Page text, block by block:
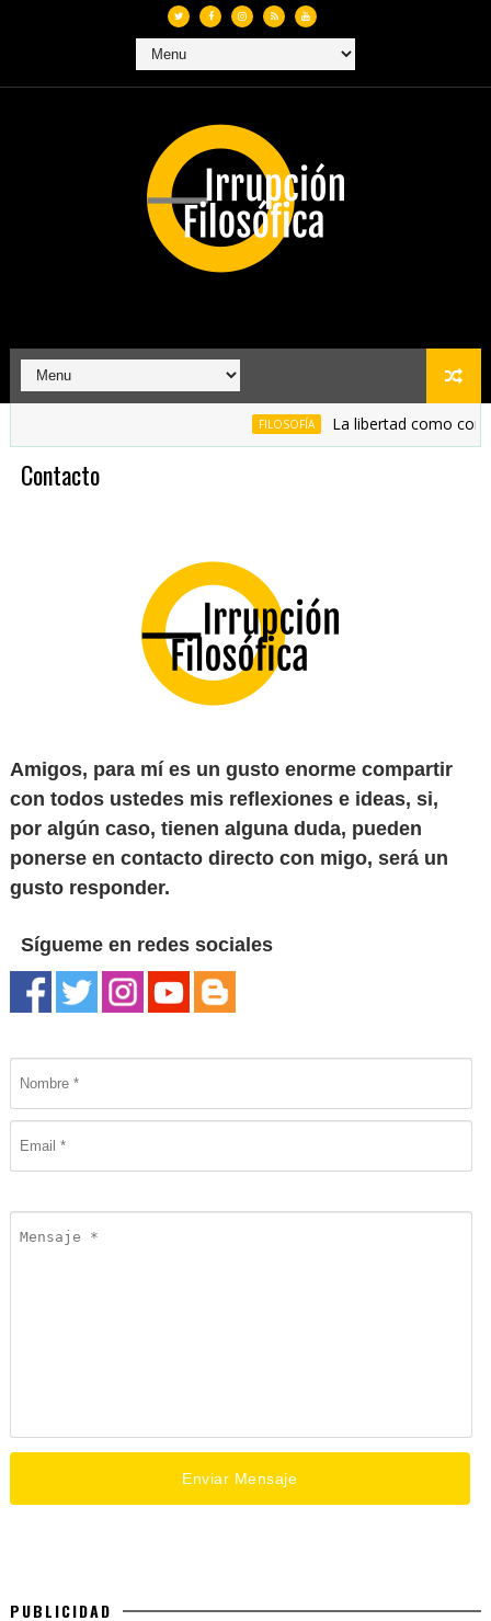
FILOSOFÍA La libertad como
Contacto
Amigos, para mí es un gusto enorme compartir
con todos ustedes mis reflexiones e ideas, si,
por algún caso, tienen alguna duda, pueden
ponerse en contacto directo con migo, será un
gusto responder.
Sígueme en redes sociales
PUBLICIDAD